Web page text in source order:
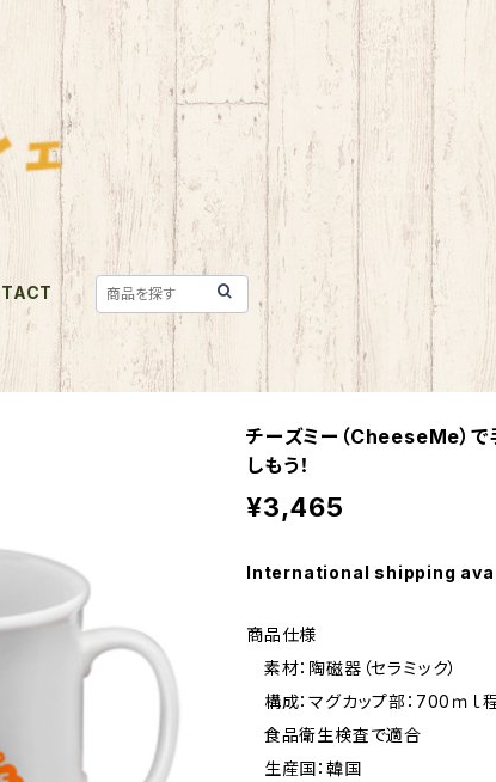
チーズミー（CheeseMe）
しもう！
¥3,465
International shipping
商品仕様
素材：陶磁器（セラミック）
構成：マグカップ部：700ｍｌ
食品衛生検査で適合
生産国：韓国